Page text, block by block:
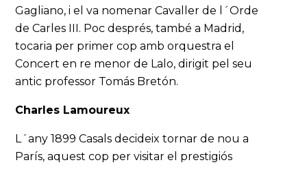
Gagliano, i el va nomenar Cavaller de l´Orde
de Carles III. Poc després, també a Madrid,
tocaria per primer cop amb orquestra el
Concert en re menor de Lalo, dirigit pel seu
antic professor Tomás Bretón.
Charles Lamoureux
L´any 1899 Casals decideix tornar de nou a
París, aquest cop per visitar el prestigiós